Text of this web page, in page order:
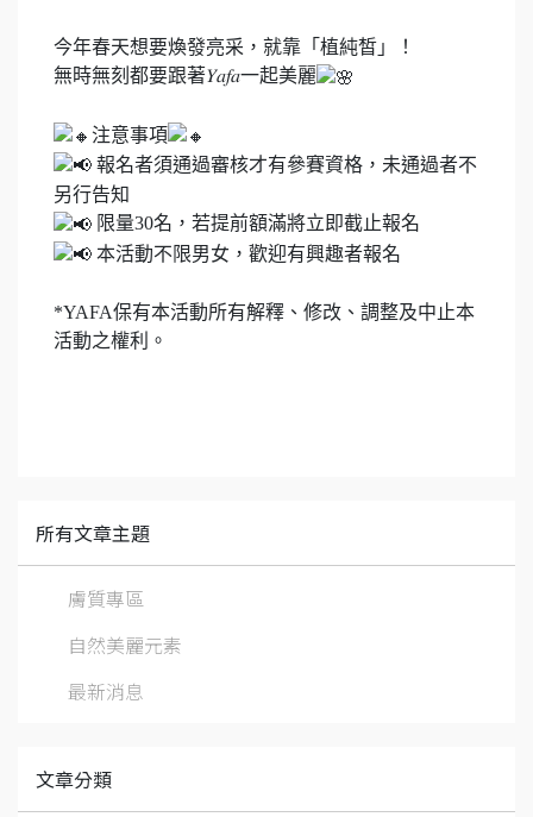
今年春天想要煥發亮采，就靠「植純皙」！
無時無刻都要跟著𝑌𝑎𝑓𝑎一起美麗
注意事項
報名者須通過審核才有參賽資格，未通過者不
另行告知
限量30名，若提前額滿將立即截止報名
本活動不限男女，歡迎有興趣者報名
*YAFA保有本活動所有解釋、修改、調整及中止本
活動之權利。
所有文章主題
膚質專區
自然美麗元素
最新消息
文章分類